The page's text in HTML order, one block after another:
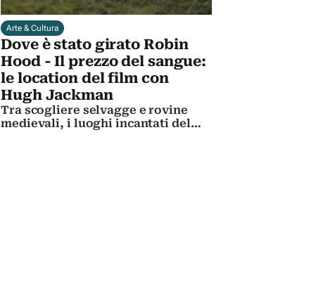
Arte & Cultura
Dove è stato girato Robin
Hood - Il prezzo del sangue:
le location del film con
Hugh Jackman
Tra scogliere selvagge e rovine
medievali, i luoghi incantati del